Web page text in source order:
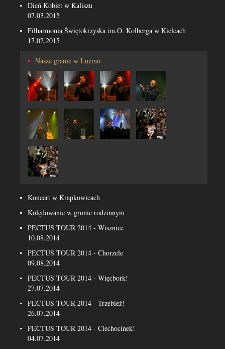
Dień Kobiet w Kaliszu
07.03.2015
Filharmonia Świętokrzyska im.O. Kolberga w Kielcach
17.02.2015
Nasze granie w Luzino
Koncert w Krapkowicach
Kolędowanie w gronie rodzinnym
PECTUS TOUR 2014 - Wisznice
10.08.2014
PECTUS TOUR 2014 - Chorzele
09.08.2014
PECTUS TOUR 2014 - Więcbork!
27.07.2014
PECTUS TOUR 2014 - Trzebież!
26.07.2014
PECTUS TOUR 2014 - Ciechocinek!
04.07.2014